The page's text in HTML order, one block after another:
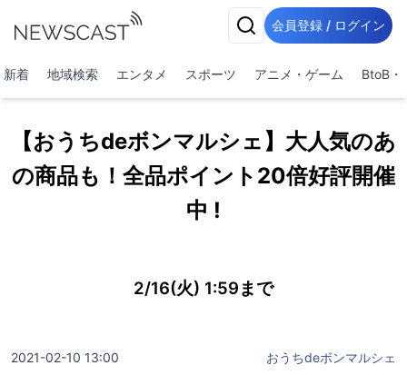
会員登録 / ログイン
新着 地域検索 エンタメ スポーツ アニメ・ゲーム BtoB・
【おうちdeボンマルシェ】大人気のあ
の商品も！全品ポイント20倍好評開催
中 !
2/16(火) 1:59まで
2021-02-10 13:00 おうちdeボンマルシェ